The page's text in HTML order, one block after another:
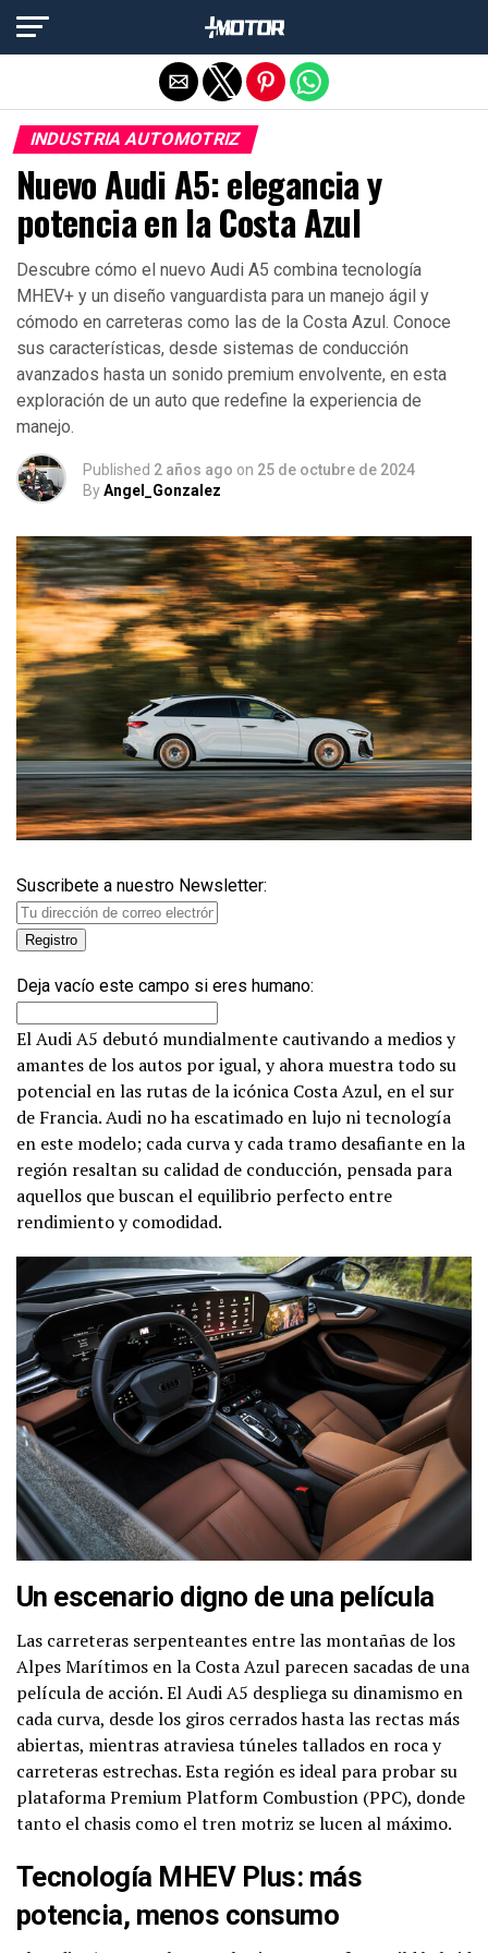
INDUSTRIA AUTOMOTRIZ
Nuevo Audi A5: elegancia y
potencia en la Costa Azul
Descubre cómo el nuevo Audi A5 combina tecnología
MHEV+ y un diseño vanguardista para un manejo ágil y
cómodo en carreteras como las de la Costa Azul. Conoce
sus características, desde sistemas de conducción
avanzados hasta un sonido premium envolvente, en esta
exploración de un auto que redefine la experiencia de
manejo.
Published 2 años ago on 25 de octubre de 2024
ByAngel_Gonzalez
Suscribete a nuestro Newsletter:
Deja vacío este campo si eres humano:
El Audi A5 debutó mundialmente cautivando a medios y
amantes de los autos por igual, y ahora muestra todo su
potencial en las rutas de la icónica Costa Azul, en el sur
de Francia. Audi no ha escatimado en lujo ni tecnología
en este modelo; cada curva y cada tramo desafiante en la
región resaltan su calidad de conducción, pensada para
aquellos que buscan el equilibrio perfecto entre
rendimiento y comodidad.
Un escenario digno de una película
Las carreteras serpenteantes entre las montañas de los
Alpes Marítimos en la Costa Azul parecen sacadas de una
película de acción. El Audi A5 despliega su dinamismo en
cada curva, desde los giros cerrados hasta las rectas más
abiertas, mientras atraviesa túneles tallados en roca y
carreteras estrechas. Esta región es ideal para probar su
plataforma Premium Platform Combustion (PPC), donde
tanto el chasis como el tren motriz se lucen al máximo.
Tecnología MHEV Plus: más
potencia, menos consumo
Salir de la versión móvil